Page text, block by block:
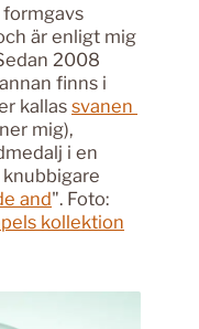
är enligt mig
2008
finns i
kallassvanen
mig),
i en
and". Foto:
kollektion